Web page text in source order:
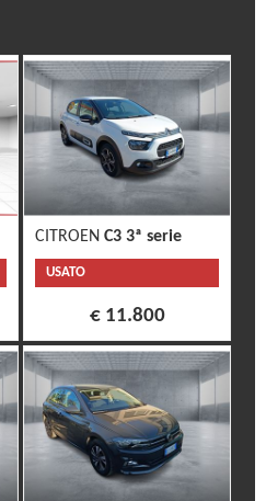
CITROEN C3 3ª serie
USATO
€ 11.800